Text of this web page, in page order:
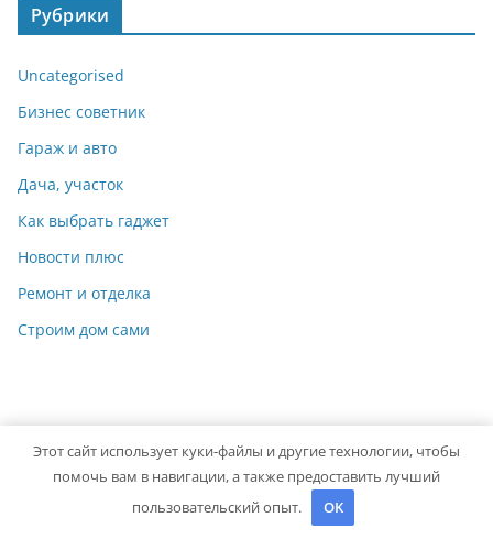
Рубрики
Uncategorised
Бизнес советник
Гараж и авто
Дача, участок
Как выбрать гаджет
Новости плюс
Ремонт и отделка
Строим дом сами
Copyright © 2026 Мастер на Все Руки. Powered byColorMag
Этот сайт использует куки-файлы и другие технологии, чтобы
помочь вам в навигации, а также предоставить лучший
пользовательский опыт.
OK